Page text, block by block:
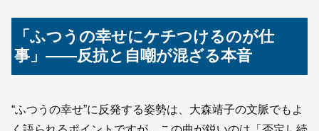
「ふつうの幸せにケチつけるのが仕
事」——反抗と自嘲が混ざる本音
“ふつうの幸せ”に反発する姿勢は、大森靖子の文脈でもよ